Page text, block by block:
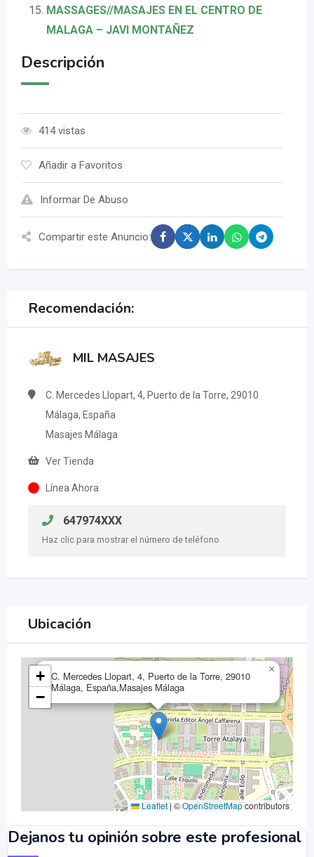
MASSAGES//MASAJES EN EL CENTRO DE
MALAGA – JAVI MONTAÑEZ
Descripción
414 vistas
Añadir a Favoritos
Informar De Abuso
Compartir este Anuncio:
Recomendación:
MIL MASAJES
C. Mercedes Llopart, 4, Puerto de la Torre, 29010
Málaga, España
Masajes Málaga
Ver Tienda
Línea Ahora
647974XXX
Haz clic para mostrar el número de teléfono
Ubicación
C. Mercedes Llopart, 4, Puerto de la Torre, 29010
Málaga, España,Masajes Málaga
×
+
−
Leaflet|©OpenStreetMapcontributors
Dejanos tu opinión sobre este profesional